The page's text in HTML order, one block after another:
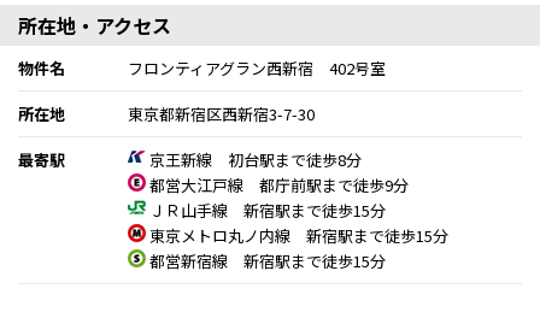
所在地・アクセス
物件名
フロンティアグラン西新宿 402号室
所在地
東京都新宿区西新宿3-7-30
最寄駅
京王新線 初台駅まで徒歩8分
都営大江戸線 都庁前駅まで徒歩9分
ＪＲ山手線 新宿駅まで徒歩15分
東京メトロ丸ノ内線 新宿駅まで徒歩15分
都営新宿線 新宿駅まで徒歩15分